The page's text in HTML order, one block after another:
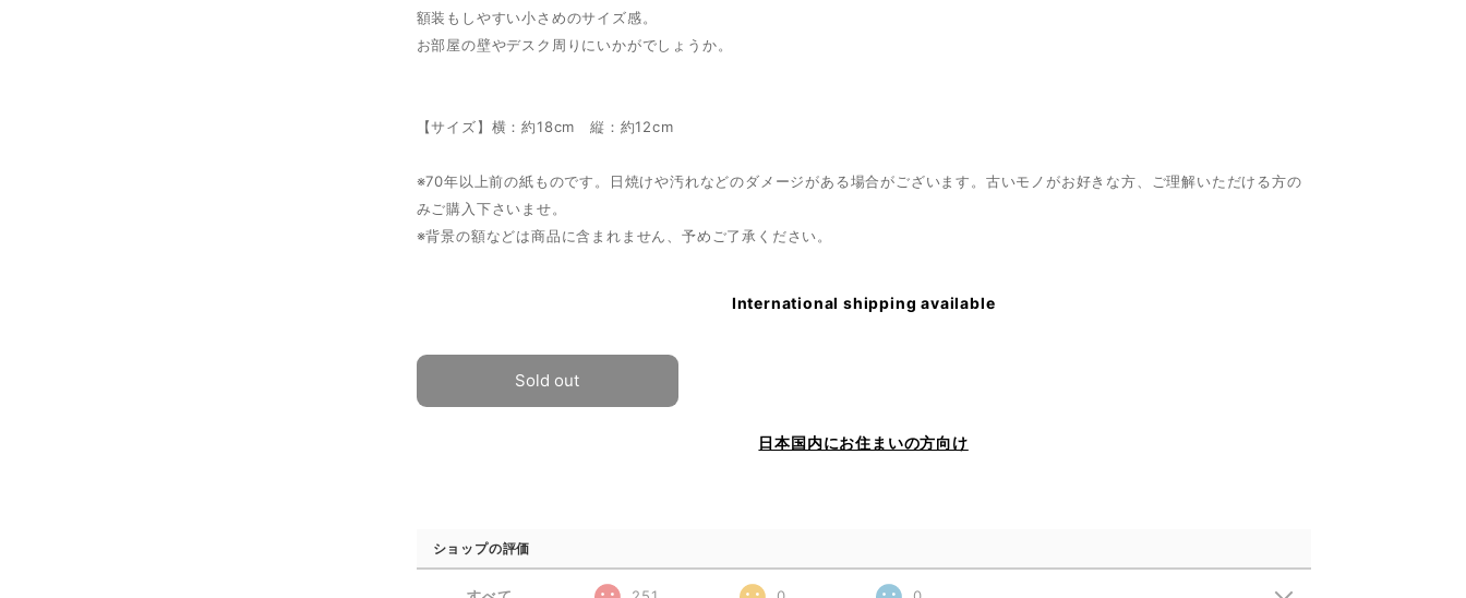
額装もしやすい小さめのサイズ感。
お部屋の壁やデスク周りにいかがでしょうか。
【サイズ】横：約18cm 縦：約12cm
※70年以上前の紙ものです。日焼けや汚れなどのダメージがある場合がございます。古いモノがお好きな方、ご理解いただける方の
みご購入下さいませ。
※背景の額などは商品に含まれません、予めご了承ください。
International shipping available
Sold out
日本国内にお住まいの方向け
ショップの評価